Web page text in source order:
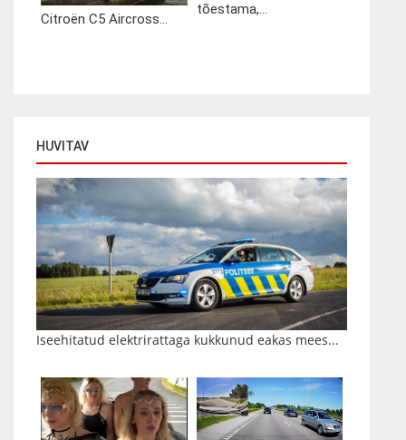
Citroën C5 Aircross...
tõestama,...
HUVITAV
Iseehitatud elektrirattaga kukkunud eakas mees...